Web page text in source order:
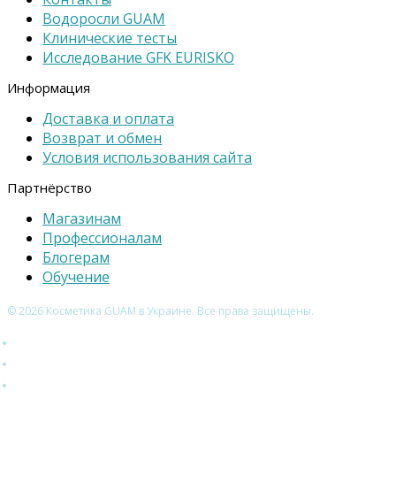
Водоросли GUAM
Клинические тесты
Исследование GFK EURISKO
Информация
Доставка и оплата
Возврат и обмен
Условия использования сайта
Партнёрство
Магазинам
Профессионалам
Блогерам
Обучение
© 2026 Косметика GUAM в Украине. Все права защищены.